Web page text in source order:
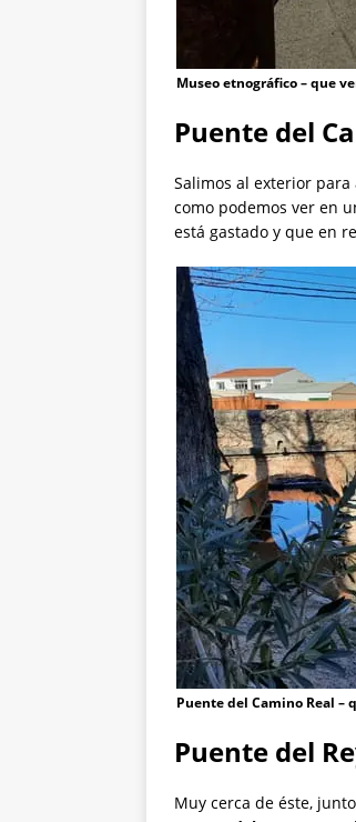
Museo etnográfico – que
Puente del
Salimos al exterior para
como podemos ver en
está gastado y que en
Puente del Camino Real –
Puente del
Muy cerca de éste,